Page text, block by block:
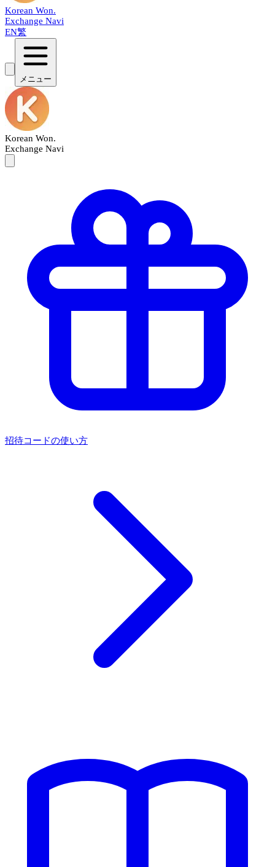
Korean Won.
Exchange Navi
EN繁
メニュー
Korean Won.
Exchange Navi
招待コードの使い方